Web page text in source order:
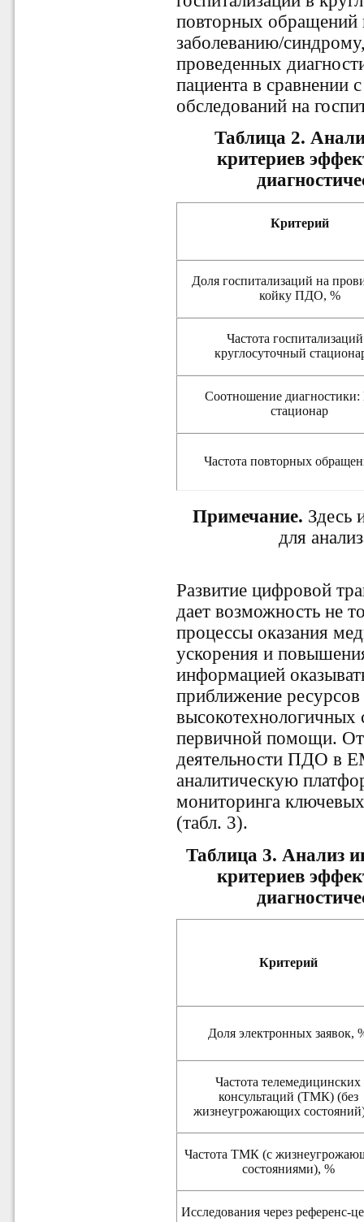
повторных
заболеванию/
проведенных
пациента в
обследований на
Таблица 2.
критериев
Критерий
Доля госпитализаций на
койку ПДО, %
Частота
круглосуточный
Соотношение
стационар
Частота повторных
Примечание. Здесь
для
Развитие цифровой
дает возможность не
процессы оказания
ускорения и
информацией
приближение
высокотехнологичных
первичной помощи.
деятельности ПДО в
аналитическую
мониторинга
(табл. 3).
Таблица 3. Анализ
критериев
Критерий
Доля электронных заявок,
Частота телемедицинских
консультаций (ТМК) (без
жизнеугрожающих
Частота ТМК (с
состояниями), %
Исследования через референс-